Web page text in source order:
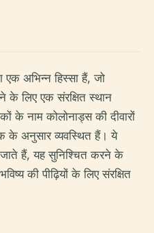
अभिन्न हिस्सा हैं, जो
लिए एक संरक्षित स्थान
के नाम कोलोनाड्स की दीवारों
के अनुसार व्यवस्थित हैं। ये
हैं, यह सुनिश्चित करने के
की पीढ़ियों के लिए संरक्षित